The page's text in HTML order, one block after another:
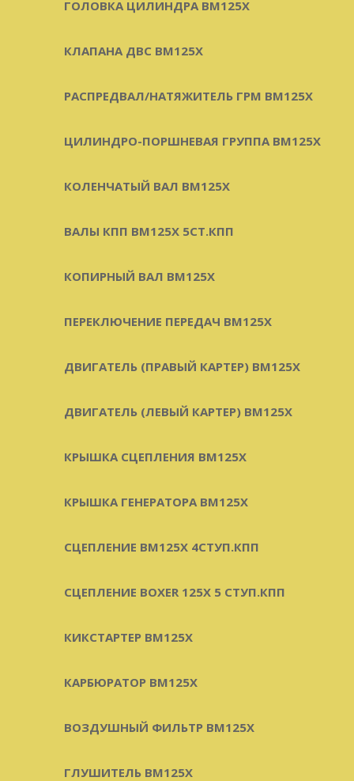
ГОЛОВКА ЦИЛИНДРА BM125X
КЛАПАНА ДВС BM125X
РАСПРЕДВАЛ/НАТЯЖИТЕЛЬ ГРМ BM125X
ЦИЛИНДРО-ПОРШНЕВАЯ ГРУППА BM125X
КОЛЕНЧАТЫЙ ВАЛ BM125X
ВАЛЫ КПП BM125X 5СТ.КПП
КОПИРНЫЙ ВАЛ BM125X
ПЕРЕКЛЮЧЕНИЕ ПЕРЕДАЧ BM125X
ДВИГАТЕЛЬ (ПРАВЫЙ КАРТЕР) BM125X
ДВИГАТЕЛЬ (ЛЕВЫЙ КАРТЕР) BM125X
КРЫШКА СЦЕПЛЕНИЯ BM125X
КРЫШКА ГЕНЕРАТОРА BM125X
СЦЕПЛЕНИЕ BM125X 4СТУП.КПП
СЦЕПЛЕНИЕ BOXER 125X 5 СТУП.КПП
КИКСТАРТЕР BM125X
КАРБЮРАТОР BM125X
ВОЗДУШНЫЙ ФИЛЬТР BM125X
ГЛУШИТЕЛЬ BM125X